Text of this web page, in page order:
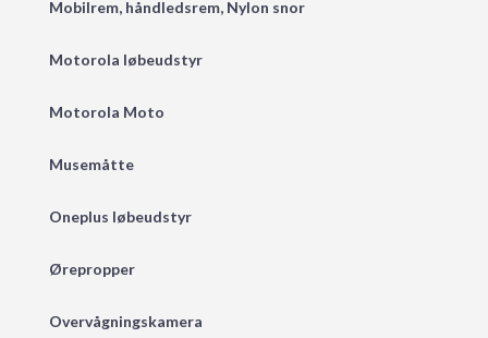
Mobilrem, håndledsrem, Nylon snor
Motorola løbeudstyr
Motorola Moto
Musemåtte
Oneplus løbeudstyr
Ørepropper
Overvågningskamera